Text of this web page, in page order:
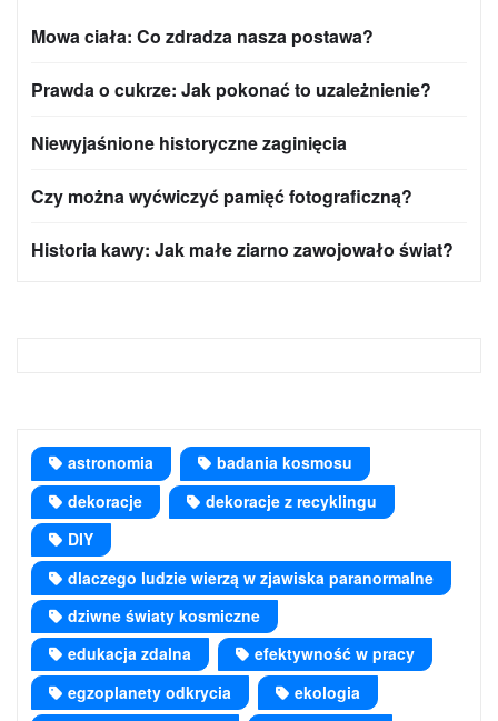
Mowa ciała: Co zdradza nasza postawa?
Prawda o cukrze: Jak pokonać to uzależnienie?
Niewyjaśnione historyczne zaginięcia
Czy można wyćwiczyć pamięć fotograficzną?
Historia kawy: Jak małe ziarno zawojowało świat?
astronomia
badania kosmosu
dekoracje
dekoracje z recyklingu
DIY
dlaczego ludzie wierzą w zjawiska paranormalne
dziwne światy kosmiczne
edukacja zdalna
efektywność w pracy
egzoplanety odkrycia
ekologia